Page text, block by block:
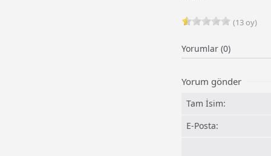
(13 oy)
Yorumlar (0)
Yorum gönder
Tam İsim:
E-Posta: